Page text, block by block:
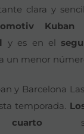
clara y
y es en el
un menor
y Barcelona
temporada.